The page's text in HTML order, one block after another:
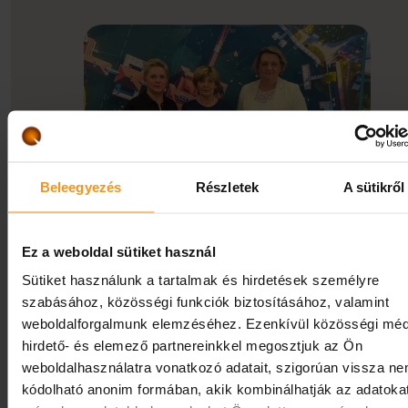
Beleegyezés Részletek A sütikről
Ez a weboldal sütiket használ
Sütiket használunk a tartalmak és hirdetések személyre
szabásához, közösségi funkciók biztosításához, valamint
weboldalforgalmunk elemzéséhez. Ezenkívül közösségi
hirdető- és elemező partnereinkkel megosztjuk az Ön
weboldalhasználatra vonatkozó adatait, szigorúan vissza
kódolható anonim formában, akik kombinálhatják az
elnyerte a Hévízi Tradicionális Kúra védjegyet,...
Tovább a hírhez